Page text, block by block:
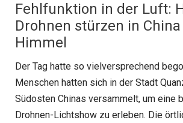
Fehlfunktion in der Luft:
Drohnen stürzen in
Himmel
Der Tag hatte so vielversprechend
Menschen hatten sich in der Stadt
Südosten Chinas versammelt, um eine
Drohnen-Lichtshow zu erleben. Die